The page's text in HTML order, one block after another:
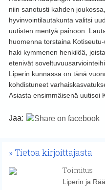
niin sanotusti kahden
hyvinvointilautakunta valitsi
uutisten mentyä painoon.
huomenna torstaina
haki kymmenen henkilöä,
etenivät
Liperin kunnassa on tänä
kohdistuneet
Asiasta ensimmäisenä uutisoi
Jaa:
Tietoa kirjoittajasta
Toimitus
Liperin ja